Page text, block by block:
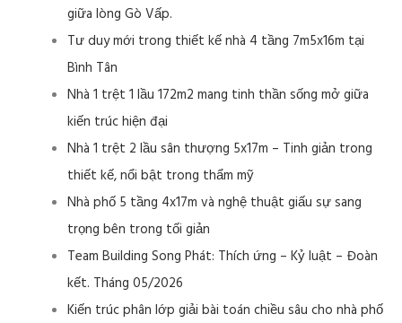
giữa lòng Gò Vấp.
Tư duy mới trong thiết kế nhà 4 tầng 7m5x16m tại
Bình Tân
Nhà 1 trệt 1 lầu 172m2 mang tinh thần sống mở giữa
kiến trúc hiện đại
Nhà 1 trệt 2 lầu sân thượng 5x17m – Tinh giản trong
thiết kế, nổi bật trong thẩm mỹ
Nhà phố 5 tầng 4x17m và nghệ thuật giấu sự sang
trọng bên trong tối giản
Team Building Song Phát: Thích ứng – Kỷ luật – Đoàn
kết. Tháng 05/2026
Kiến trúc phân lớp giải bài toán chiều sâu cho nhà phố